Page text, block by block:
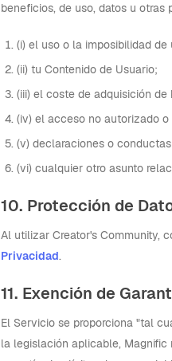
beneficios, de uso, datos u
(i) el uso o la imposibilidad de
(ii) tu Contenido de Usuario;
(iii) el coste de adquisición
(iv) el acceso no autorizado
(v) declaraciones o
(vi) cualquier otro asunto
10. Protección de
Al utilizar Creator's Community,
Privacidad.
11. Exención de
El Servicio se proporciona "tal
la legislación aplicable, Magnific